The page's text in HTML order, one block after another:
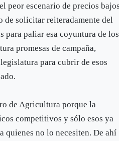
peor escenario de precios
de solicitar reiteradamente del
para paliar esa coyuntura de los
promesas de campaña,
para cubrir de esos
de Agricultura porque la
competitivos y sólo esos ya
quienes no lo necesiten. De ahí